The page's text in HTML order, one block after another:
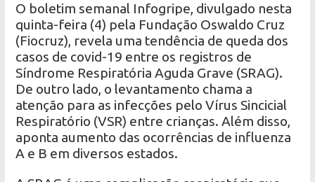
O boletim semanal Infogripe, divulgado nesta
quinta-feira (4) pela Fundação Oswaldo Cruz
(Fiocruz), revela uma tendência de queda dos
casos de covid-19 entre os registros de
Síndrome Respiratória Aguda Grave (SRAG).
De outro lado, o levantamento chama a
atenção para as infecções pelo Vírus Sincicial
Respiratório (VSR) entre crianças. Além disso,
aponta aumento das ocorrências de influenza
A e B em diversos estados.